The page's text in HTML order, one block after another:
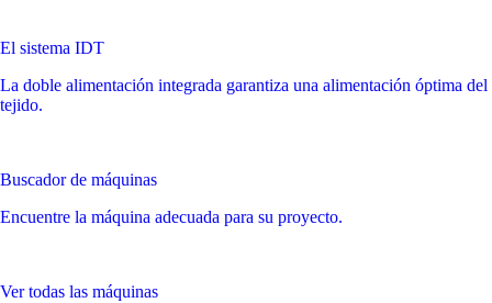
El sistema IDT
La doble alimentación integrada garantiza una alimentación óptima del
tejido.
Buscador de máquinas
Encuentre la máquina adecuada para su proyecto.
Ver todas las máquinas